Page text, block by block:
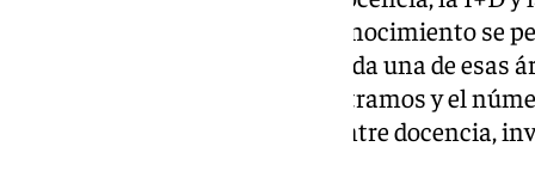
materia de gestión. Con su reconocimiento se
el desempeño profesional en cada una de esas
remuneración se distribuye en tramos y el
acreditar son cinco, divididos entre docencia,